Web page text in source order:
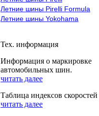
Летние шины Pirelli Formula
Летние шины Yokohama
Тех. информация
Информация о маркировке
автомобильных шин.
читать далее
Таблица индексов скоростей
читать далее